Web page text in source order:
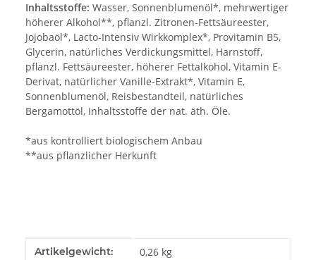
Inhaltsstoffe: Wasser, Sonnenblumenöl*, mehrwertiger
höherer Alkohol**, pflanzl. Zitronen-Fettsäureester,
Jojobaöl*, Lacto-Intensiv Wirkkomplex*, Provitamin B5,
Glycerin, natürliches Verdickungsmittel, Harnstoff,
pflanzl. Fettsäureester, höherer Fettalkohol, Vitamin E-
Derivat, natürlicher Vanille-Extrakt*, Vitamin E,
Sonnenblumenöl, Reisbestandteil, natürliches
Bergamottöl, Inhaltsstoffe der nat. äth. Öle.
*aus kontrolliert biologischem Anbau
**aus pflanzlicher Herkunft
Produkteigenschaft
Wert
Artikelgewicht: 0,26 kg